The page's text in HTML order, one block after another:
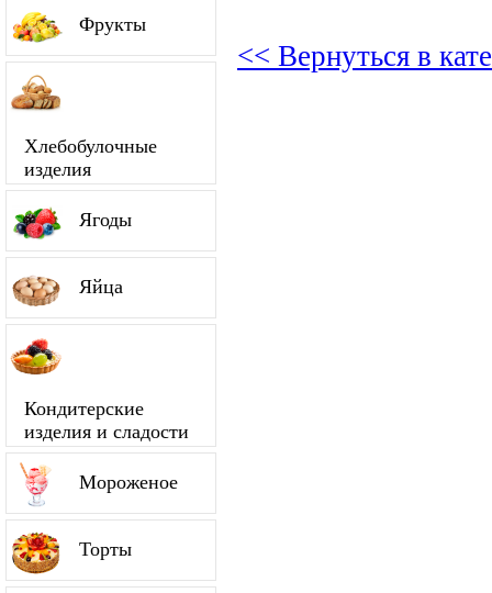
Фрукты
Хлебобулочные
изделия
Ягоды
Яйца
Кондитерские
изделия и сладости
Мороженое
Торты
<< Вернуться в